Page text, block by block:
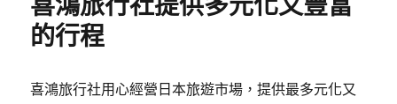
的行程
喜鴻旅行社用心經營日本旅遊市場，提供最多元化又